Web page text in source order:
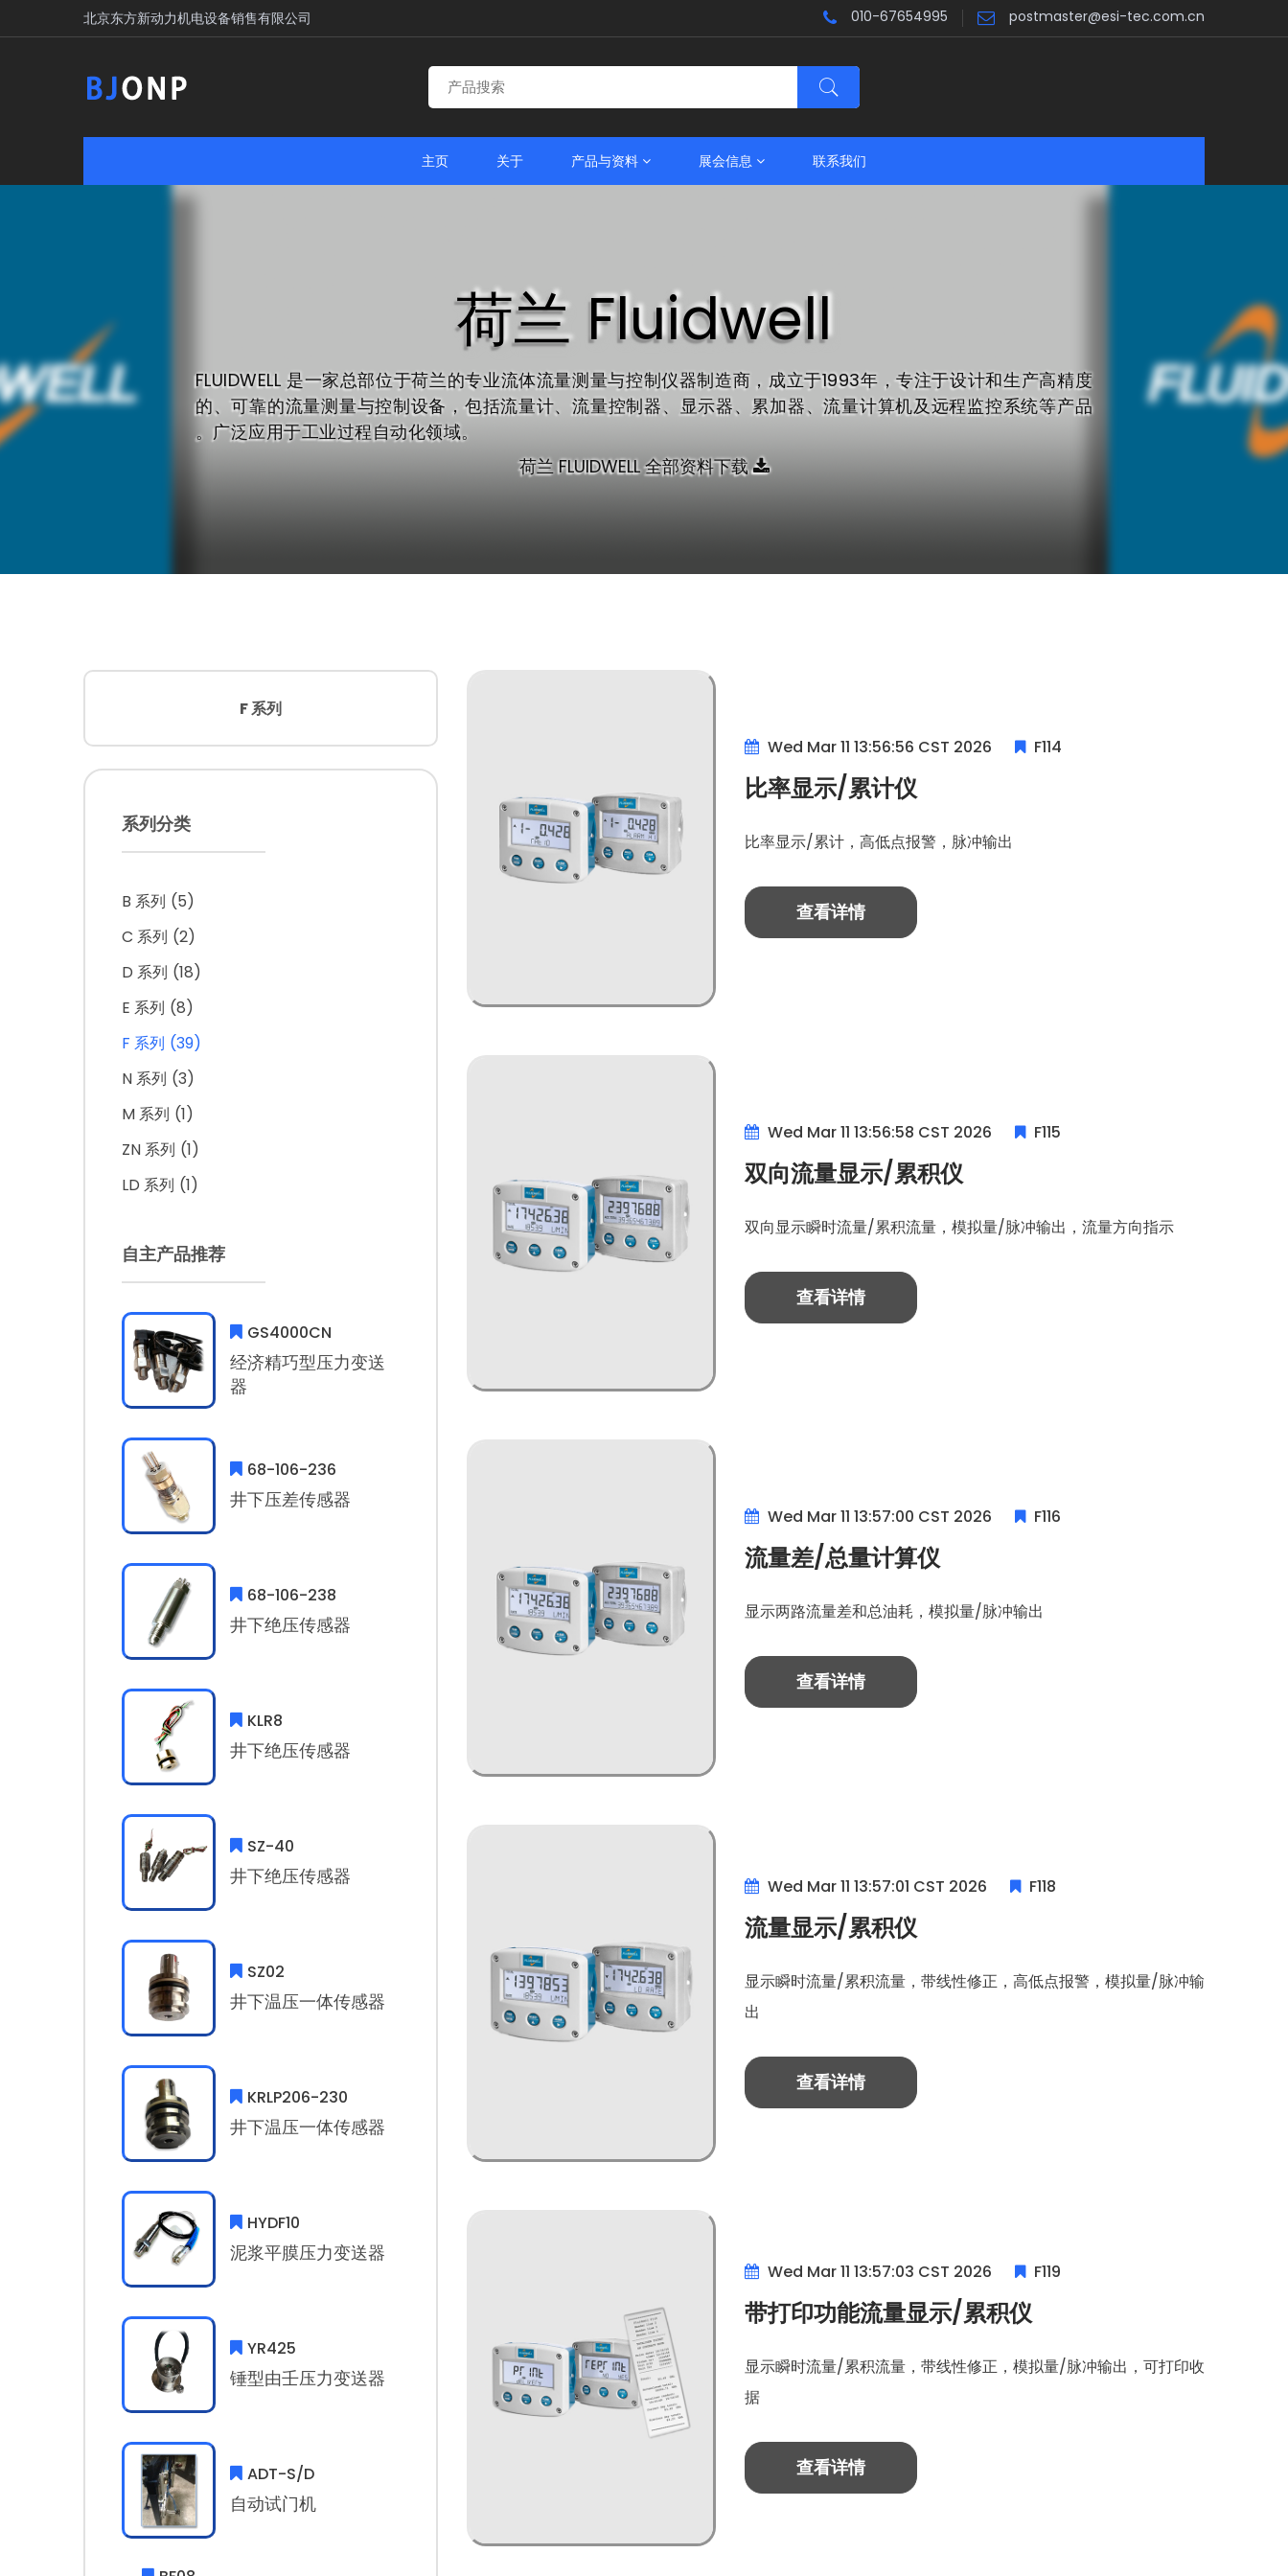
北京东方新动力机电设备销售有限公司 010-67654995 postmaster@esi-tec.com.cn
主页 关于 产品与资料 展会信息 联系我们
荷兰 Fluidwell
FLUIDWELL‌ 是一家总部位于荷兰的专业流体流量测量与控制仪器制造商，成立于1993年，专注于设计和生产高精度
的、可靠的流量测量与控制设备，包括流量计、流量控制器、显示器、累加器、流量计算机及远程监控系统等产品
‌。广泛应用于工业过程自动化领域。
荷兰 FLUIDWELL 全部资料下载
Wed Mar 11 13:56:56 CST 2026 F114
比率显示/累计仪
比率显示/累计，高低点报警，脉冲输出
查看详情
Wed Mar 11 13:56:58 CST 2026 F115
双向流量显示/累积仪
双向显示瞬时流量/累积流量，模拟量/脉冲输出，流量方向指示
查看详情
Wed Mar 11 13:57:00 CST 2026 F116
流量差/总量计算仪
显示两路流量差和总油耗，模拟量/脉冲输出
查看详情
Wed Mar 11 13:57:01 CST 2026 F118
流量显示/累积仪
显示瞬时流量/累积流量，带线性修正，高低点报警，模拟量/脉冲输
出
查看详情
Wed Mar 11 13:57:03 CST 2026 F119
带打印功能流量显示/累积仪
显示瞬时流量/累积流量，带线性修正，模拟量/脉冲输出，可打印收
据
查看详情
系列分类
B 系列 (5)
C 系列 (2)
D 系列 (18)
E 系列 (8)
F 系列 (39)
N 系列 (3)
M 系列 (1)
ZN 系列 (1)
LD 系列 (1)
自主产品推荐
GS4000CN
经济精巧型压力变送
器
68-106-236
井下压差传感器
68-106-238
井下绝压传感器
KLR8
井下绝压传感器
SZ-40
井下绝压传感器
SZ02
井下温压一体传感器
KRLP206-230
井下温压一体传感器
HYDF10
泥浆平膜压力变送器
YR425
锤型由壬压力变送器
ADT-S/D
自动试门机